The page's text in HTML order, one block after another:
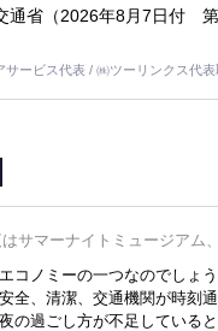
通省（2026年8月7日付 第
ービス代表 / ㈱ツーリンクス代表
はサマーナイトミュージアム
コノミーの一つなのでしょ
全、清潔、交通機関が時刻
の過ごし方が不足している